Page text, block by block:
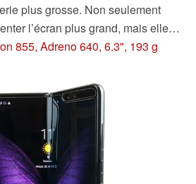
plus grosse. Non seulement
l’écran plus grand, mais elle
du smartphone.
855, Adreno 640, 6.3", 193 g